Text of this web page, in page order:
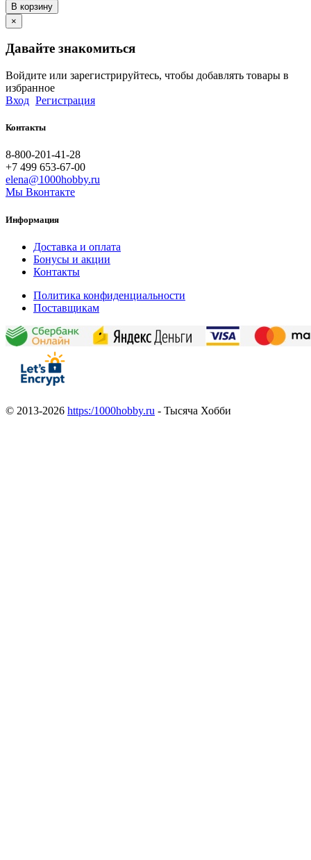
В корзину
×
Давайте знакомиться
Войдите или зарегистрируйтесь, чтобы добавлять товары в
избранное
Вход Регистрация
Контакты
8-800-201-41-28
+7 499 653-67-00
elena@1000hobby.ru
Мы Вконтакте
Информация
Доставка и оплата
Бонусы и акции
Контакты
Политика конфиденциальности
Поставщикам
© 2013-2026 https:/1000hobby.ru - Тысяча Хобби